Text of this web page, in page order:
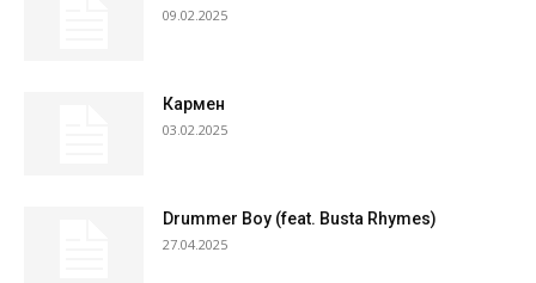
09.02.2025
Кармен
03.02.2025
Drummer Boy (feat. Busta Rhymes)
27.04.2025